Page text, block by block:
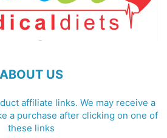
ABOUT US
affiliate links. We may receive a
a purchase after clicking on one of
these links